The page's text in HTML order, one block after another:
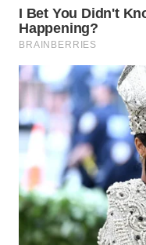
WAHANA
TANI
WAHANA
ADVOKAT
WAHANA
INFRASTRUKTUR
WAHANA
KONSUMEN